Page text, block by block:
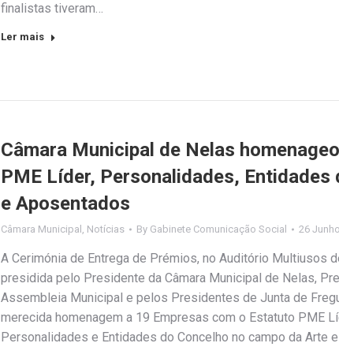
finalistas tiveram…
Ler mais
Câmara Municipal de Nelas
PME Líder, Personalidades, Entidades
e Aposentados
Câmara Municipal , Notícias By Gabinete Comunicação Social 26
A Cerimónia de Entrega de Prémios, no Auditório Multiusos
presidida pelo Presidente da Câmara Municipal de Nelas,
Assembleia Municipal e pelos Presidentes de Junta de
merecida homenagem a 19 Empresas com o Estatuto PME
Personalidades e Entidades do Concelho no campo da Arte